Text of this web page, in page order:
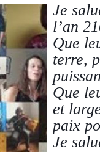
Je
l’an
Que
terre,
Que
et
paix
Je